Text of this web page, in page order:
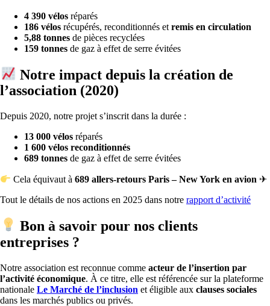
4 390 vélos réparés
186 vélos récupérés, reconditionnés et remis en circulation
5,88 tonnes de pièces recyclées
159 tonnes de gaz à effet de serre évitées
Notre impact depuis la création de
l’association (2020)
Depuis 2020, notre projet s’inscrit dans la durée :
13 000 vélos réparés
1 600 vélos reconditionnés
689 tonnes de gaz à effet de serre évitées
Cela équivaut à689 allers-retours Paris – New York en avion ✈
Tout le détails de nos actions en 2025 dans notre rapport d’activité
Bon à savoir pour nos clients
entreprises ?
Notre association est reconnue comme acteur de l’insertion par
l’activité économique. À ce titre, elle est référencée sur la plateforme
nationale Le Marché de l’inclusion et éligible aux clauses sociales
dans les marchés publics ou privés.